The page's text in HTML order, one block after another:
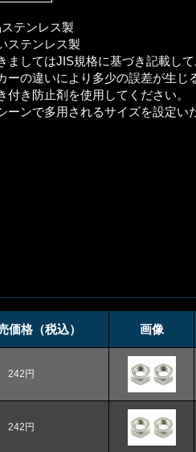
テンレス製
ステンレス製
ましてはJIS規格に基づき記載し
ーの違いにより多少の誤差が生じ
付き防止剤を使用してください。
ーンで多用されるサイズを設定い
価格（税込） 画像
242円
242円